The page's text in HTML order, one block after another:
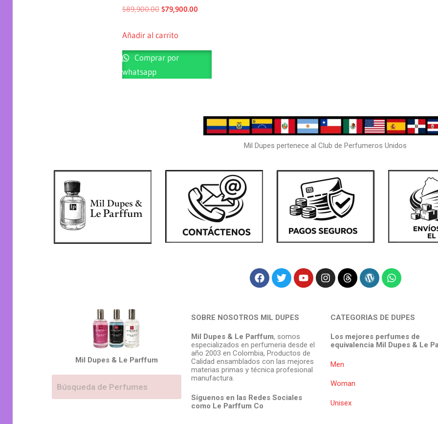
$89,900.00 $79,900.00
Añadir al carrito
Comprar por
whatsapp
Mil Dupes pertenece al Club de Perfumeros Unidos
Mil Dupes & Le Parffum
SOBRE NOSOTROS MIL DUPES
Mil Dupes & Le Parffum, somos
especializados en perfumeria desde el
año 2003 en Colombia, Productos de
Calidad ensamblados con las mejores
materias primas y técnica profesional
manufactura.
Síguenos en las Redes Sociales
como Le Parffum Co
CATEGORIAS DE DUPES
Los mejores perfumes de
equivalencia Mil Dupes & Le
Men
Woman
Unisex